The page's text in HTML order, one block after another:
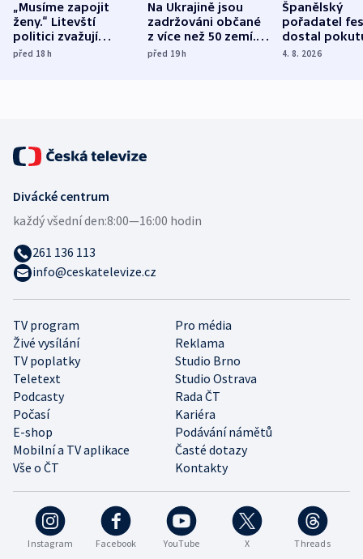
„Musíme zapojit
ženy.“ Litevští
politici zvažují
dohodu o
před 18h
Na Ukrajině jsou
zadržováni občané
z více než 50 zemí.
Bojovali na straně
před 19h
Španělský
pořadatel
dostal
nekalé
4. 8. 2026
Instagram Facebook YouTube X Threads
TV program
Pro média
Živé vysílání
Reklama
TV poplatky
Studio Brno
Teletext
Studio Ostrava
Podcasty
Rada ČT
Počasí
Kariéra
E-shop
Podávání námětů
Mobilní a TV aplikace
Časté dotazy
Vše o ČT
Kontakty
Divácké centrum
každý všední den:8:00—16:00 hodin
261 136 113
info@ceskatelevize.cz